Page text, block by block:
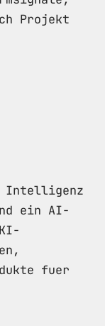
Projekt
Intelligenz
ein AI-
fuer